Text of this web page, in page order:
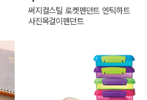
써지컬스틸 로켓펜던트 엔틱하트
사진목걸이펜던트